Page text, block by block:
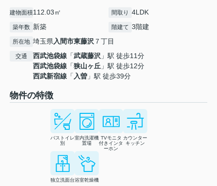
建物面積112.03㎡ 間取り 4LDK
築年数 新築 階建て 3階建
所在地 埼玉県入間市東藤沢 ７丁目
交通 西武池袋線 「武蔵藤沢 」駅 徒歩11分
西武池袋線 「狭山ヶ丘 」駅 徒歩12分
西武新宿線 「入曽 」駅 徒歩39分
物件の特徴
バストイレ
別
室内洗濯機
置場
TVモニタ
付きインタ
ーホン
カウンター
キッチン
独立洗面台浴室乾燥機